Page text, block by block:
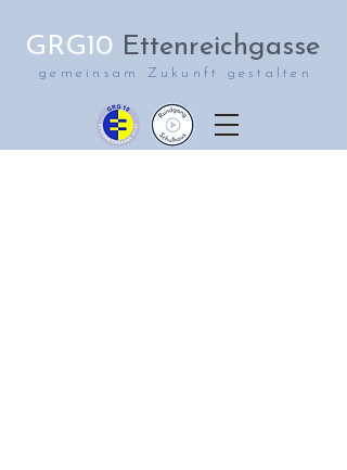
GRG10 Ettenreichgasse
gemeinsam Zukunft gestalten